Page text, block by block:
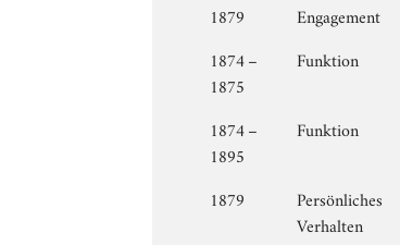
1879
Engagement
1874 –
1875
Funktion
1874 –
1895
Funktion
1879
Persönliches
Verhalten